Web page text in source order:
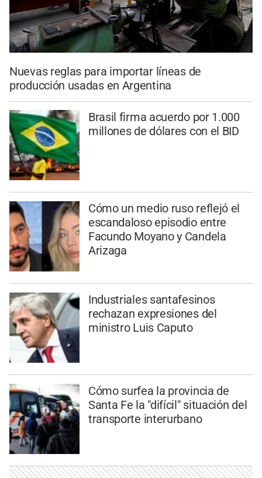
Nuevas reglas para importar líneas de
producción usadas en Argentina
Brasil firma acuerdo por 1.000
millones de dólares con el BID
Cómo un medio ruso reflejó el
escandaloso episodio entre
Facundo Moyano y Candela
Arizaga
Industriales santafesinos
rechazan expresiones del
ministro Luis Caputo
Cómo surfea la provincia de
Santa Fe la "difícil" situación del
transporte interurbano